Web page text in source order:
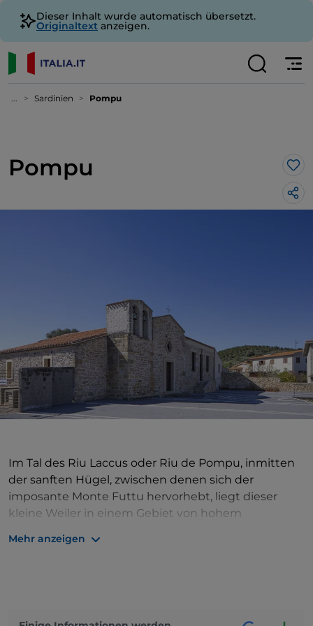
Dieser Inhalt wurde automatisch übersetzt.
Originaltext anzeigen.
... Sardinien Pompu
Pompu
Im Tal des Riu Laccus oder Riu de Pompu, inmitten
der sanften Hügel, zwischen denen sich der
imposante Monte Futtu hervorhebt, liegt dieser
kleine Weiler in einem Gebiet von hohem
die Grundgesteine des nahen Monte Arci, darunter
Mehr anzeigen